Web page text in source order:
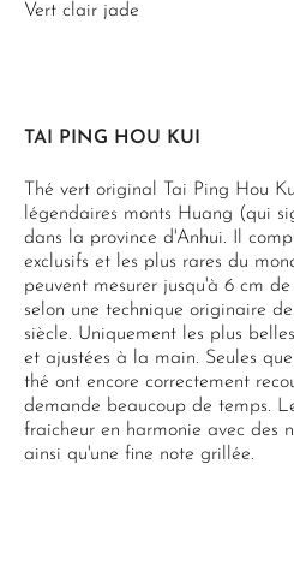
Vert clair jade
TAI PING HOU KUI
Thé vert original Tai Ping Hou
légendaires monts Huang (qui
dans la province d'Anhui. Il
exclusifs et les plus rares du
peuvent mesurer jusqu'à 6 cm
selon une technique originaire
siècle. Uniquement les plus
et ajustées à la main. Seules
thé ont encore correctement
demande beaucoup de temps.
fraicheur en harmonie avec des
ainsi qu'une fine note grillée.